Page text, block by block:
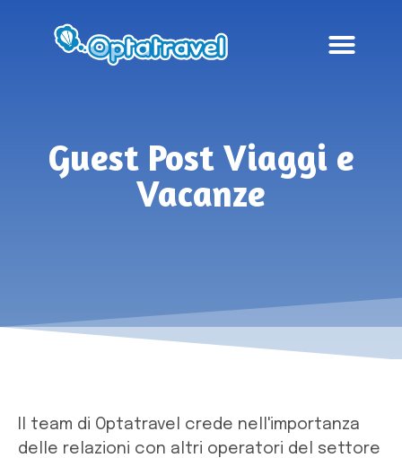
Guest Post Viaggi e
Vacanze
Il team di Optatravel crede nell'importanza
delle relazioni con altri operatori del settore